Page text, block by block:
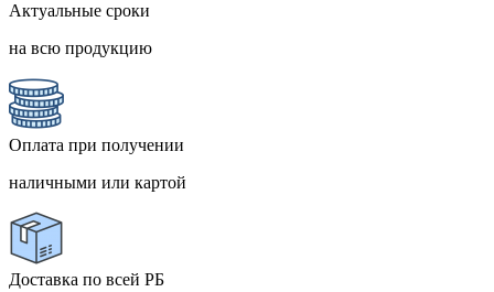
Актуальные сроки
на всю продукцию
Оплата при получении
наличными или картой
Доставка по всей РБ